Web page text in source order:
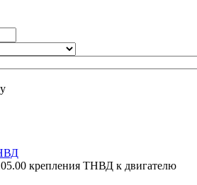
крепления ТНВД к двигателю